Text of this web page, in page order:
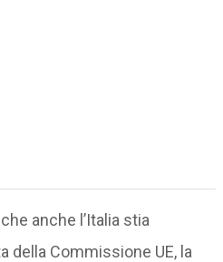
anche l’Italia stia
della Commissione UE, la